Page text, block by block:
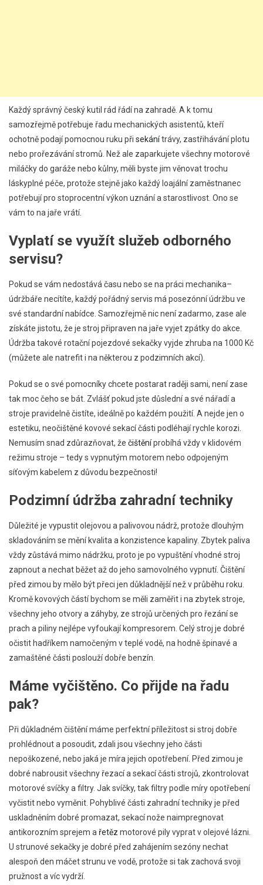
Každý správný český kutil rád řádí na zahradě. A k tomu
samozřejmě potřebuje řadu mechanických asistentů, kteří
ochotně podají pomocnou ruku při sekánítrávy, zastřihávání plotu
nebo prořezávání stromů. Než ale zaparkujete všechny motorové
miláčky do garáže nebo kůlny, měli byste jim věnovat trochu
láskyplné péče, protože stejně jako každý loajální zaměstnanec
potřebují pro stoprocentní výkon uznání a starostlivost. Ono se
vám to na jaře vrátí.
Vyplatí se využít služeb odborného
servisu?
Pokud se vám nedostává času nebo se na práci mechanika–
údržbáře necítíte, každý pořádný servis má posezónní údržbu ve
své standardní nabídce. Samozřejmě nic není zadarmo, zase ale
získáte jistotu, že je stroj připraven na jaře vyjet zpátky do akce.
Údržba takové rotační pojezdové sekačky vyjde zhruba na 1000 Kč
(můžete ale natrefit i na některou z podzimních akcí).
Pokud se o své pomocníky chcete postarat raději sami, není zase
tak moc čeho se bát. Zvlášť pokud jste důslední a své nářadí a
stroje pravidelně čistíte, ideálně po každém použití. A nejde jen o
estetiku, neočištěné kovové sekací části podléhají rychle korozi.
Nemusím snad zdůrazňovat, že čištěníprobíhá vždy v klidovém
režimu stroje – tedy s vypnutým motorem nebo odpojeným
síťovým kabelem z důvodu bezpečnosti!
Podzimní údržba zahradní techniky
Důležité je vypustit olejovou a palivovou nádrž, protože dlouhým
skladováním se mění kvalita a konzistence kapaliny. Zbytek paliva
vždy zůstává mimo nádržku, proto je po vypuštění vhodné stroj
zapnout a nechat běžet až do jeho samovolného vypnutí. Čištění
před zimou by mělo být přeci jen důkladnější než v průběhu roku.
Kromě kovových částí bychom se měli zaměřit i na zbytek stroje,
všechny jeho otvory a záhyby, ze strojů určených pro řezání se
prach a piliny nejlépe vyfoukají kompresorem. Celý stroj je dobré
očistit hadříkem namočeným v teplé vodě, na hodně špinavé a
zamaštěné části poslouží dobře benzín.
Máme vyčištěno. Co přijde na řadu
pak?
Při důkladném čištění máme perfektní příležitost si stroj dobře
prohlédnout a posoudit, zdali jsou všechny jeho části
nepoškozené, nebo jaká je míra jejich opotřebení. Před zimou je
dobré nabrousit všechny řezací a sekací části strojů, zkontrolovat
motorové svíčky a filtry. Jak svíčky, tak filtry podle míry opotřebení
vyčistit nebo vyměnit. Pohyblivé části zahradní techniky je před
uskladněním dobré promazat, sekací nože naimpregnovat
antikorozním sprejem a řetěz motorové pily vyprat v olejové lázni.
U strunové sekačky je dobré před zahájením sezóny nechat
alespoň den máčet strunu ve vodě, protože si tak zachová svoji
pružnost a víc vydrží.